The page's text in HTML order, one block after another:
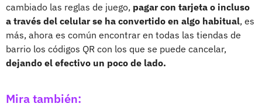
cambiado las reglas de juego, pagar con tarjeta o incluso
a través del celular se ha convertido en algo habitual, es
más, ahora es común encontrar en todas las tiendas de
barrio los códigos QR con los que se puede cancelar,
dejando el efectivo un poco de lado.
Mira también: